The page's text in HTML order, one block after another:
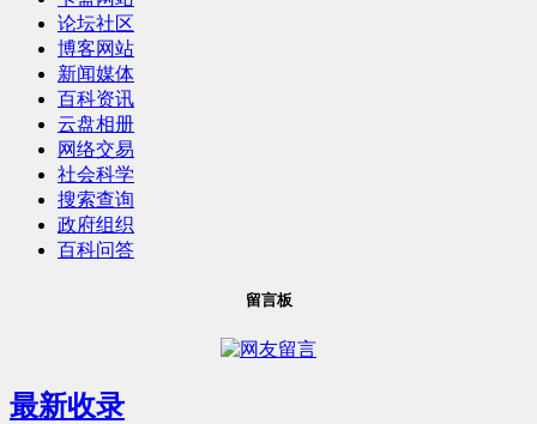
论坛社区
博客网站
新闻媒体
百科资讯
云盘相册
网络交易
社会科学
搜索查询
政府组织
百科问答
留言板
最新收录